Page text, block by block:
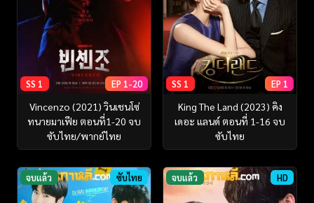
SS 1 EP 1-20
Vincenzo (2021) วินเชนโซ่
ทนายมาเฟีย ตอนที่1-20 จบ
ซับไทย/พากย์ไทย
SS 1 EP 1
King The Land (2023) คิง
เดอะ แลนด์ ตอนที่ 1-16 จบ
ซับไทย
จบแล้ว ซับไทย จบแล้ว HD